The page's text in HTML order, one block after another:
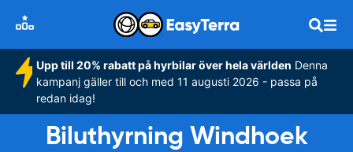
Upp till 20% rabatt på hyrbilar över hela världen Denna
kampanj gäller till och med 11 augusti 2026 - passa på
redan idag!
Biluthyrning Windhoek